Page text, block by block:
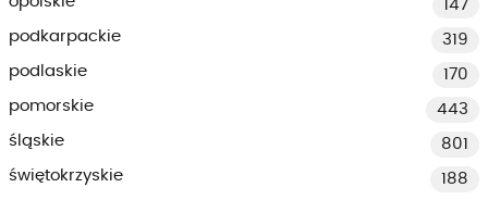
147
podkarpackie
319
podlaskie
170
pomorskie
443
śląskie
801
świętokrzyskie
188